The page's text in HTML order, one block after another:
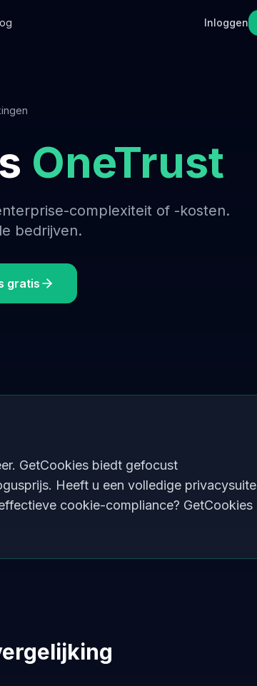
Inloggen
OneTrust
complexiteit of -kosten.
bedrijven.
gratis
GetCookies biedt gefocust
Heeft u een volledige privacysuite
cookie-compliance? GetCookies